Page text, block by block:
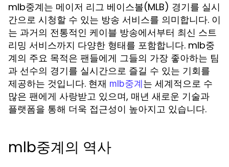
mlb중계는 메이저 리그 베이스볼(MLB) 경기를 실시
간으로 시청할 수 있는 방송 서비스를 의미합니다. 이
는 과거의 전통적인 케이블 방송에서부터 최신 스트
리밍 서비스까지 다양한 형태를 포함합니다. mlb중
계의 주요 목적은 팬들에게 그들의 가장 좋아하는 팀
과 선수의 경기를 실시간으로 즐길 수 있는 기회를
제공하는 것입니다. 현재 mlb중계는 세계적으로 수
많은 팬에게 사랑받고 있으며, 매년 새로운 기술과
플랫폼을 통해 더욱 접근성이 높아지고 있습니다.
mlb중계의 역사